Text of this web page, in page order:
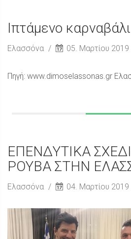
Ιπτάμενο
Ελασσόνα 05. Μαρτίου 2019
Πηγή: www.dimoselassonas.gr
ΕΠΕΝΔΥΤΙΚΑ
ΡΟΥΒΑ ΣΤΗΝ
Ελασσόνα 04. Μαρτίου 2019